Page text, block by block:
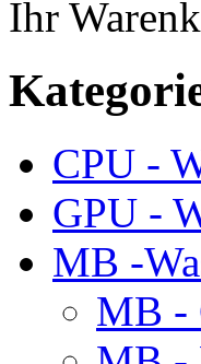
Ihr
CPU -
GPU -
MB -
MB -